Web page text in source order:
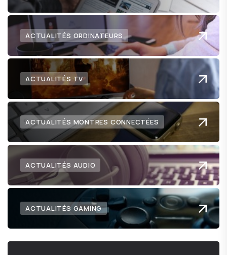
ACTUALITÉS ORDINATEURS
ACTUALITÉS TV
ACTUALITÉS MONTRES CONNECTÉES
ACTUALITÉS AUDIO
ACTUALITÉS GAMING